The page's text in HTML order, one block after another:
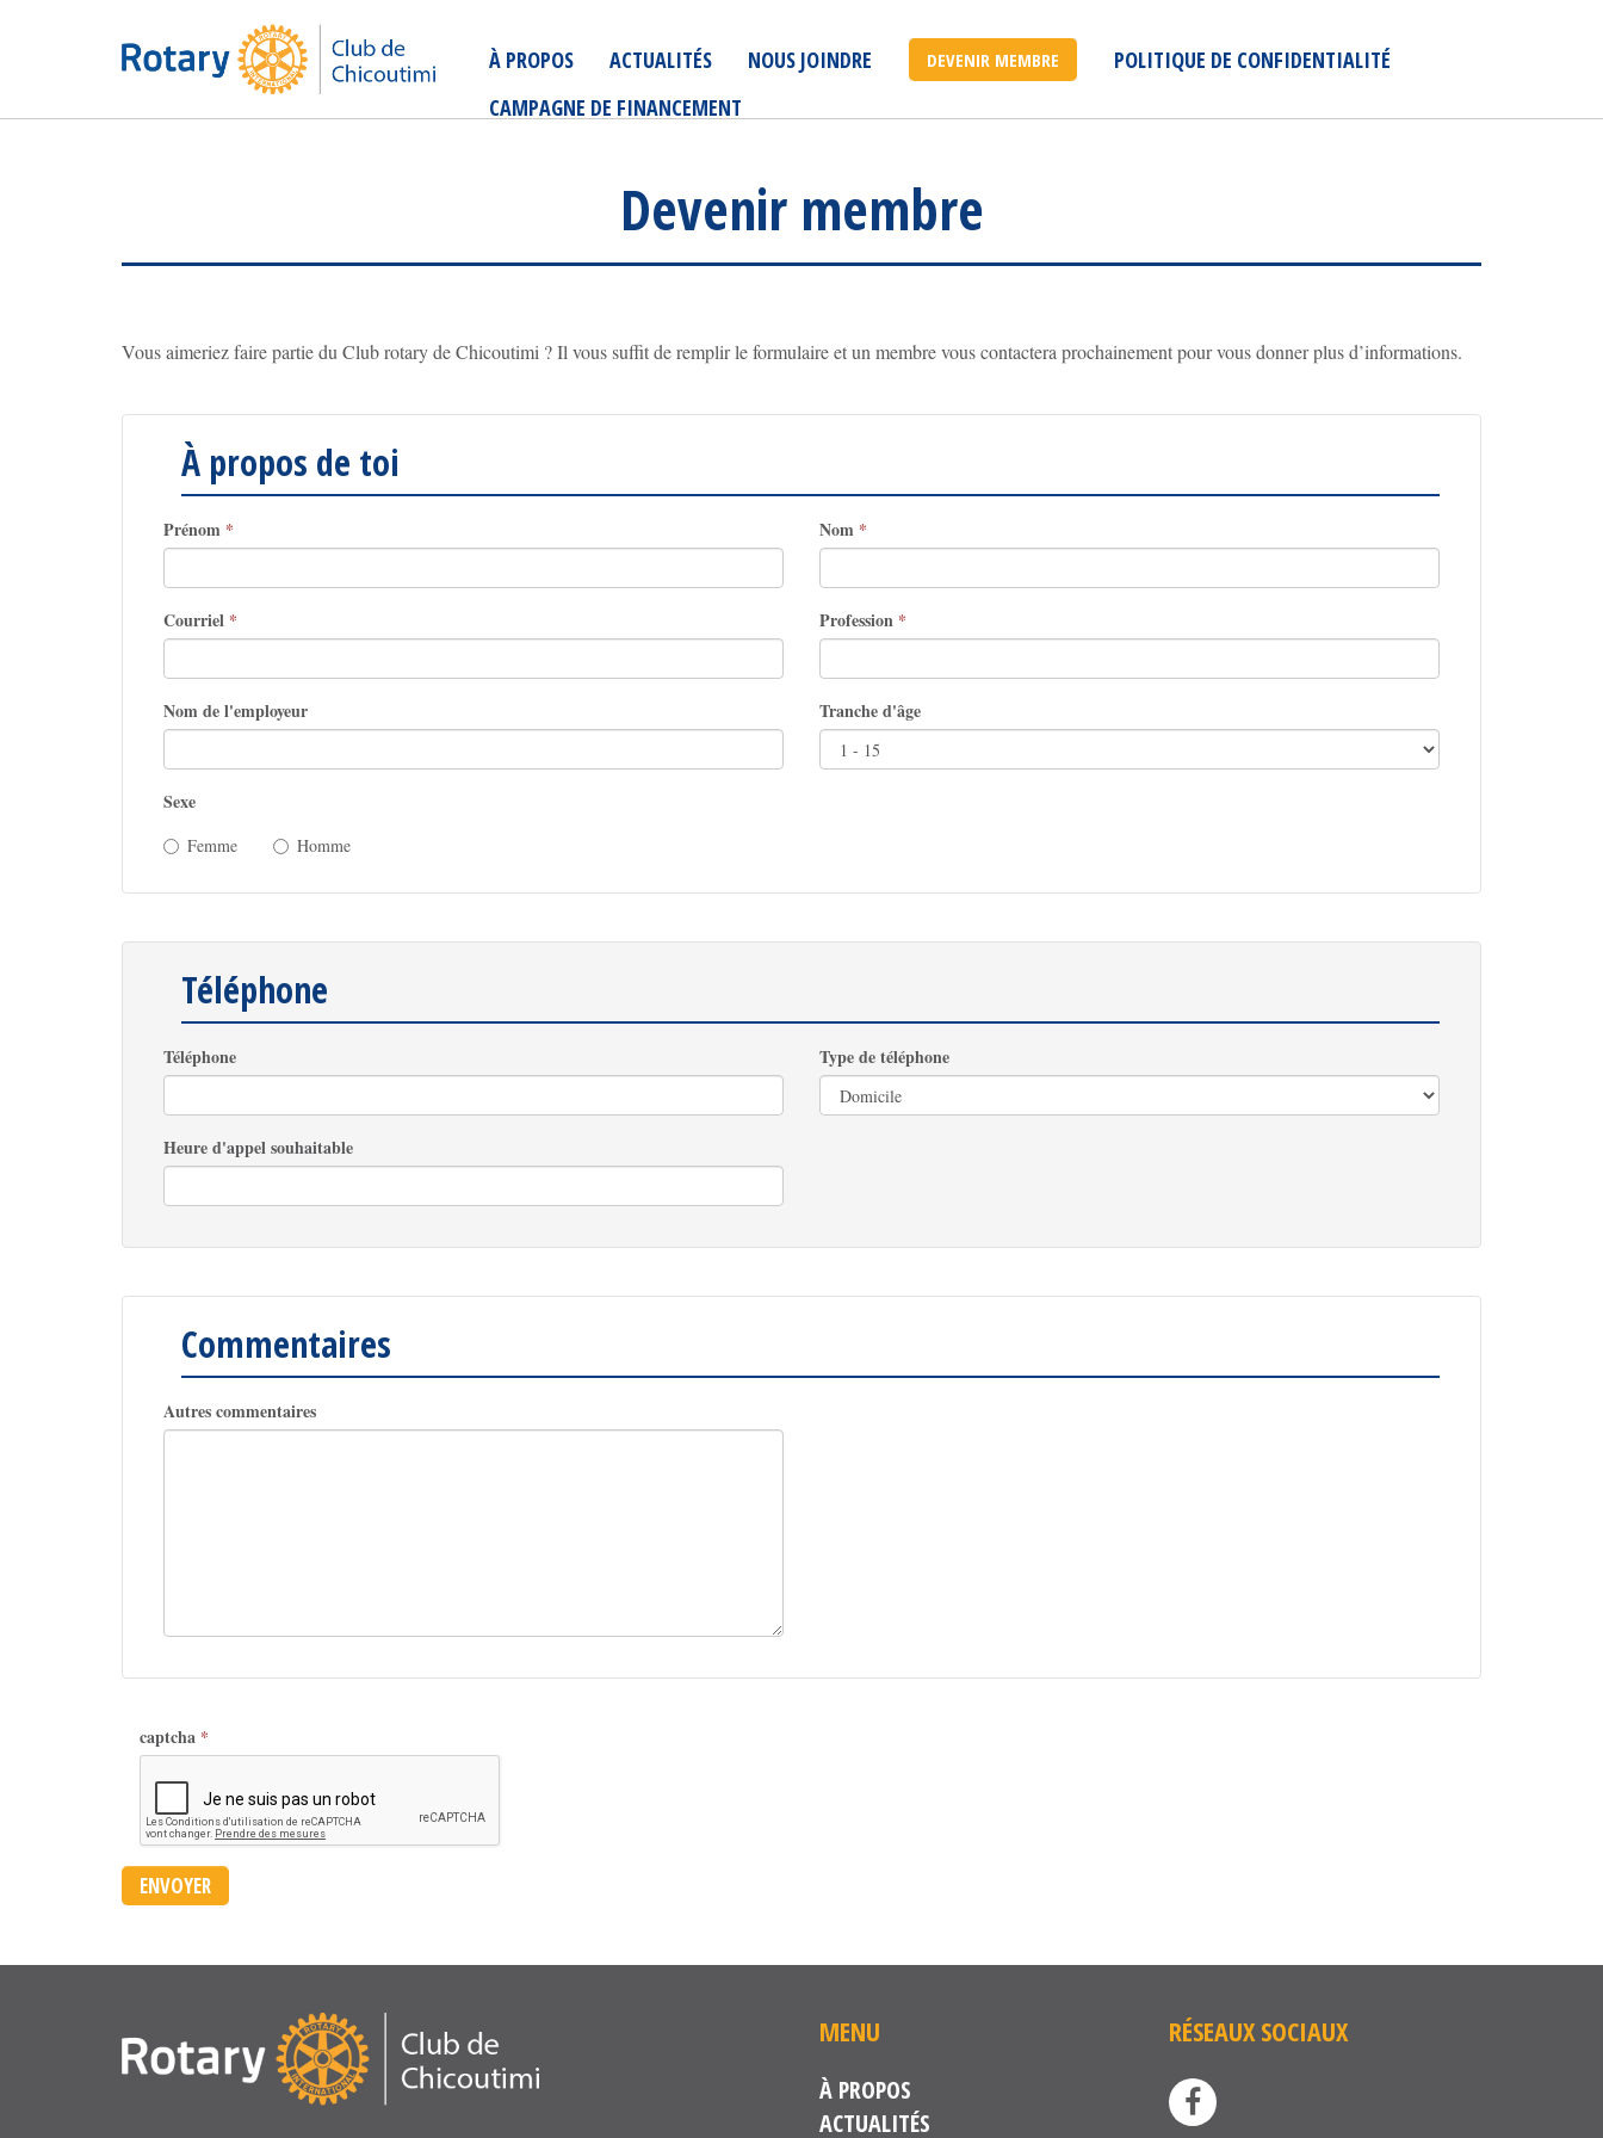
À PROPOS ACTUALITÉS NOUS JOINDRE DEVENIR MEMBRE
POLITIQUE DE CONFIDENTIALITÉ
CAMPAGNE DE FINANCEMENT
Devenir membre
Vous aimeriez faire partie du Club rotary de Chicoutimi ? Il vous suffit de remplir le formulaire et un membre vous contactera prochainement pour vous donner plus d’informations.
À propos de toi
Prénom * Nom *
Courriel * Profession *
Nom de l'employeur Tranche d'âge
Sexe
Femme Homme
Téléphone
Téléphone Type de téléphone
Heure d'appel souhaitable
Commentaires
Autres commentaires
captcha *
ENVOYER
MENU
À PROPOS
ACTUALITÉS
RÉSEAUX SOCIAUX